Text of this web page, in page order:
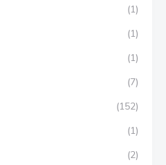
(1)
(1)
(1)
(7)
(152)
(1)
(2)